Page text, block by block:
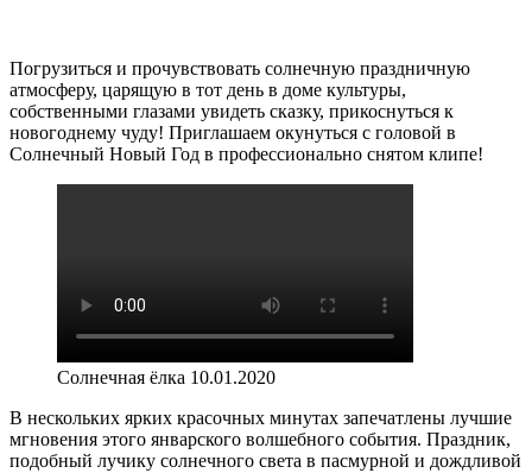
Погрузиться и прочувствовать солнечную праздничную
атмосферу, царящую в тот день в доме культуры,
собственными глазами увидеть сказку, прикоснуться к
новогоднему чуду! Приглашаем окунуться с головой в
Солнечный Новый Год в профессионально снятом клипе!
Солнечная ёлка 10.01.2020
В нескольких ярких красочных минутах запечатлены лучшие
мгновения этого январского волшебного события. Праздник,
подобный лучику солнечного света в пасмурной и дождливой